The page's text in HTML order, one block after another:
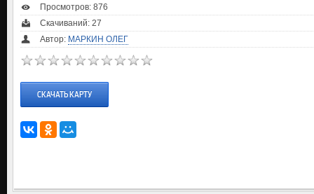
Просмотров: 876
Скачиваний: 27
Автор: МАРКИН ОЛЕГ
СКАЧАТЬ КАРТУ